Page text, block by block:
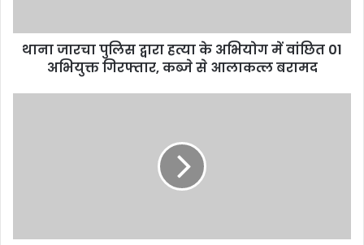
थाना जारचा पुलिस द्वारा हत्या के अभियोग में वांछित 01
अभियुक्त गिरफ्तार, कब्जे से आलाकत्ल बरामद